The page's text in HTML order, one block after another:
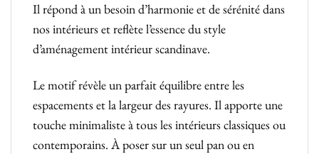
Il répond à un besoin d’harmonie et de sérénité dans
nos intérieurs et reflète l’essence du style
d’aménagement intérieur scandinave.
Le motif révèle un parfait équilibre entre les
espacements et la largeur des rayures. Il apporte une
touche minimaliste à tous les intérieurs classiques ou
contemporains. À poser sur un seul pan ou en